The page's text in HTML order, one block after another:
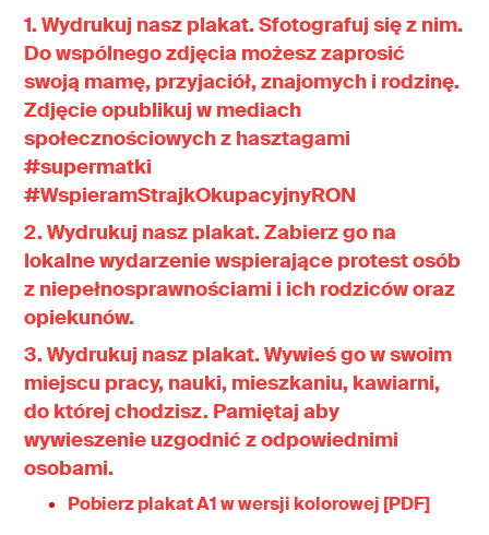
1. Wydrukuj nasz plakat. Sfotografuj się z nim.
Do wspólnego zdjęcia możesz zaprosić
swoją mamę, przyjaciół, znajomych i rodzinę.
Zdjęcie opublikuj w mediach
społecznościowych z hasztagami
#supermatki
#WspieramStrajkOkupacyjnyRON
2. Wydrukuj nasz plakat. Zabierz go na
lokalne wydarzenie wspierające protest osób
z niepełnosprawnościami i ich rodziców oraz
opiekunów.
3. Wydrukuj nasz plakat. Wywieś go w swoim
miejscu pracy, nauki, mieszkaniu, kawiarni,
do której chodzisz. Pamiętaj aby
wywieszenie uzgodnić z odpowiednimi
osobami.
Pobierz plakat A1 w wersji kolorowej [PDF]